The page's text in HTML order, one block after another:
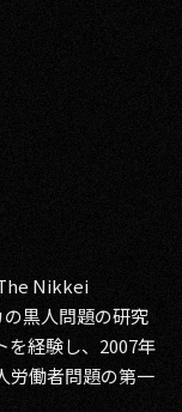
Nikkei
黒人問題の研究
を経験し、2007年
労働者問題の第一